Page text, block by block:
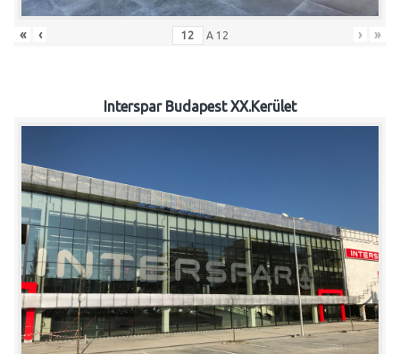
« ‹ A 12 › »
Interspar Budapest XX.Kerület